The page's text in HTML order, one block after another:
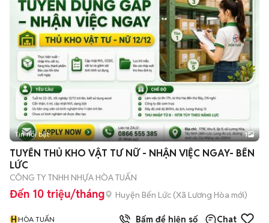
Tin nổi bật 1
TUYỂN THỦ KHO VẬT TƯ NỮ - NHẬN VIỆC NGAY- BẾN
LỨC
CÔNG TY TNHH NHỰA HÒA TUẤN
Đến 10 triệu/tháng Huyện Bến Lức (Xã Lương Hòa mới)
HHÒA TUẤN Bấm để hiện số Chat